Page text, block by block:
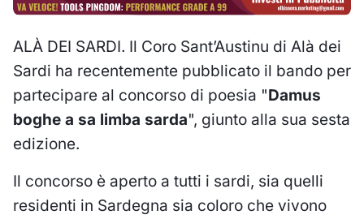
ALÀ DEI SARDI. Il Coro Sant’Austinu di Alà dei
Sardi ha recentemente pubblicato il bando per
partecipare al concorso di poesia "Damus
boghe a sa limba sarda", giunto alla sua sesta
edizione.
Il concorso è aperto a tutti i sardi, sia quelli
residenti in Sardegna sia coloro che vivono